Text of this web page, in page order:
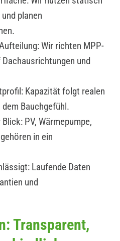
planen
Wir richten MPP-
und
Kapazität folgt realen
Bauchgefühl.
PV, Wärmepumpe,
in ein
Laufende Daten
und
Transparent,